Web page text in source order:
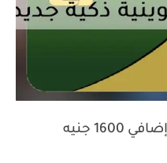
وزارة التموين تعلن عن دعم إضافي 1600 جنيه